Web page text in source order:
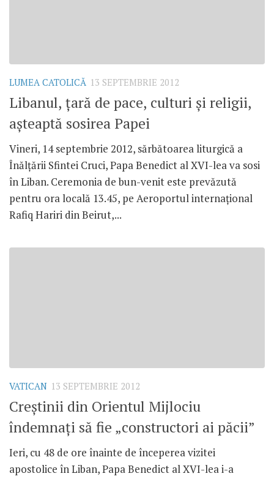
LUMEA CATOLICĂ 13 SEPTEMBRIE 2012
Libanul, ţară de pace, culturi şi religii,
aşteaptă sosirea Papei
Vineri, 14 septembrie 2012, sărbătoarea liturgică a
Înălţării Sfintei Cruci, Papa Benedict al XVI-lea va sosi
în Liban. Ceremonia de bun-venit este prevăzută
pentru ora locală 13.45, pe Aeroportul internaţional
Rafiq Hariri din Beirut,...
VATICAN 13 SEPTEMBRIE 2012
Creştinii din Orientul Mijlociu
îndemnaţi să fie „constructori ai păcii”
Ieri, cu 48 de ore înainte de începerea vizitei
apostolice în Liban, Papa Benedict al XVI-lea i-a